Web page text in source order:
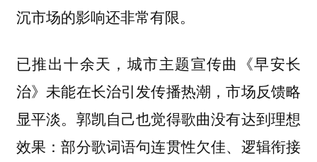
沉市场的影响还非常有限。
已推出十余天，城市主题宣传曲《早安长
治》未能在长治引发传播热潮，市场反馈略
显平淡。郭凯自己也觉得歌曲没有达到理想
效果：部分歌词语句连贯性欠佳、逻辑衔接